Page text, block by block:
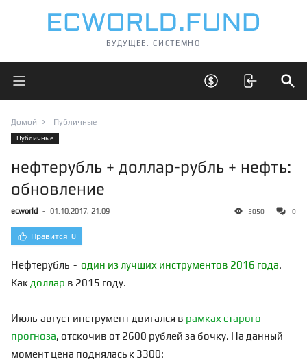
БУДУЩЕЕ. СИСТЕМНО
Открыть главное меню Открыть скрытые
Домой Публичные
Публичные
нефтерубль + доллар-рубль + нефть:
обновление
ecworld - 01.10.2017, 21:09 5050 0
Нравится 0
Нефтерубль - один из лучших инструментов 2016 года.
Как доллар в 2015 году.
Июль-август инструмент двигался в рамках старого
прогноза, отскочив от 2600 рублей за бочку. На данный
момент цена поднялась к 3300: